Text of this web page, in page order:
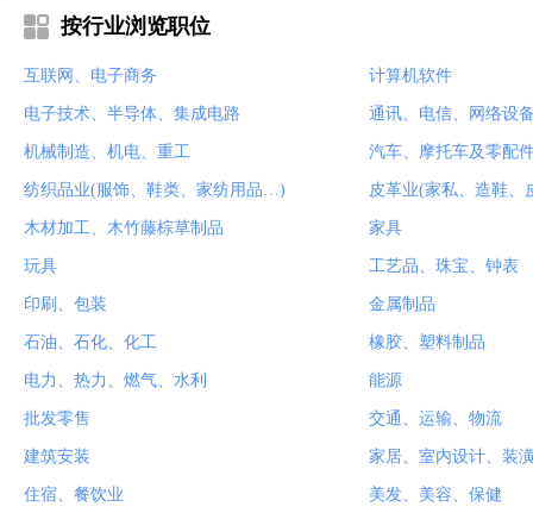
按行业浏览职位
互联网、电子商务 计算机软件
电子技术、半导体、集成电路 通讯、电信、网络设
机械制造、机电、重工 汽车、摩托车及零配
纺织品业(服饰、鞋类、家纺用品…) 皮革业(家私、造鞋
木材加工、木竹藤棕草制品 家具
玩具 工艺品、珠宝、钟表
印刷、包装 金属制品
石油、石化、化工 橡胶、塑料制品
电力、热力、燃气、水利 能源
批发零售 交通、运输、物流
建筑安装 家居、室内设计、装
住宿、餐饮业 美发、美容、保健